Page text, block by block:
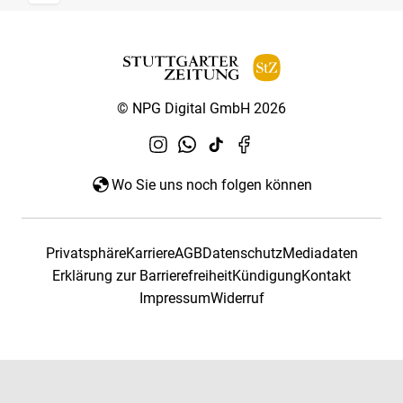
© NPG Digital GmbH 2026
Wo Sie uns noch folgen können
PrivatsphäreKarriereAGBDatenschutzMediadaten
Erklärung zur BarrierefreiheitKündigungKontakt
ImpressumWiderruf